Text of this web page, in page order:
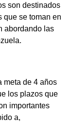
son destinados
que se toman en
abordando las
meta de 4 años
los plazos que
importantes
a,